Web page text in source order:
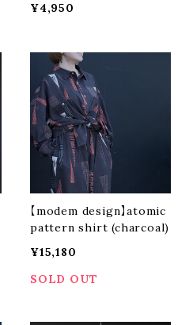
¥4,950
【modem design】atomic
pattern shirt (charcoal)
¥15,180
SOLD OUT